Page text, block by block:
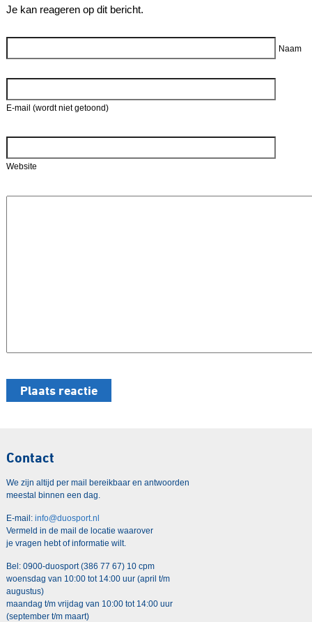
Je kan reageren op dit bericht.
Naam
E-mail (wordt niet getoond)
Website
Contact
We zijn altijd per mail bereikbaar en antwoorden
meestal binnen een dag.
E-mail: info@duosport.nl
Vermeld in de mail de locatie waarover
je vragen hebt of informatie wilt.
Bel: 0900-duosport (386 77 67) 10 cpm
woensdag van 10:00 tot 14:00 uur (april t/m
augustus)
maandag t/m vrijdag van 10:00 tot 14:00 uur
(september t/m maart)